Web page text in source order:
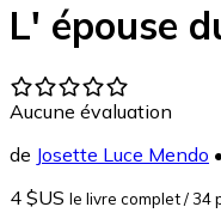
L' épouse
Aucune évaluation
de Josette Luce Mendo •
4 $US le livre complet/ 34